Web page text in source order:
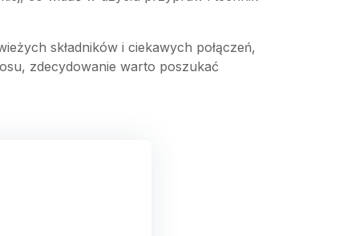
składników i ciekawych połączeń,
zdecydowanie warto poszukać